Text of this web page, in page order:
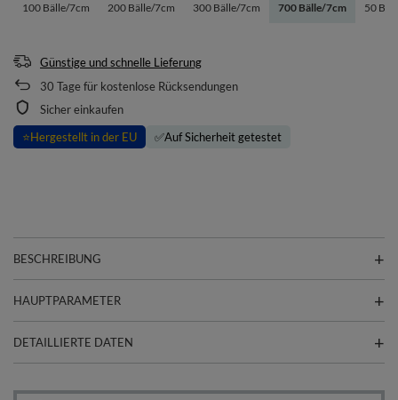
100 Bälle/7cm 200 Bälle/7cm 300 Bälle/7cm 700 Bälle/7cm 50
Günstige und schnelle Lieferung
30 Tage für kostenlose Rücksendungen
Sicher einkaufen
⭐Hergestellt in der EU ✅Auf Sicherheit getestet
BESCHREIBUNG
HAUPTPARAMETER
DETAILLIERTE DATEN